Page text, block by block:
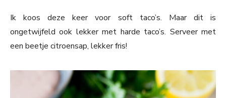
Ik koos deze keer voor soft taco’s. Maar dit is
ongetwijfeld ook lekker met harde taco’s. Serveer met
een beetje citroensap, lekker fris!